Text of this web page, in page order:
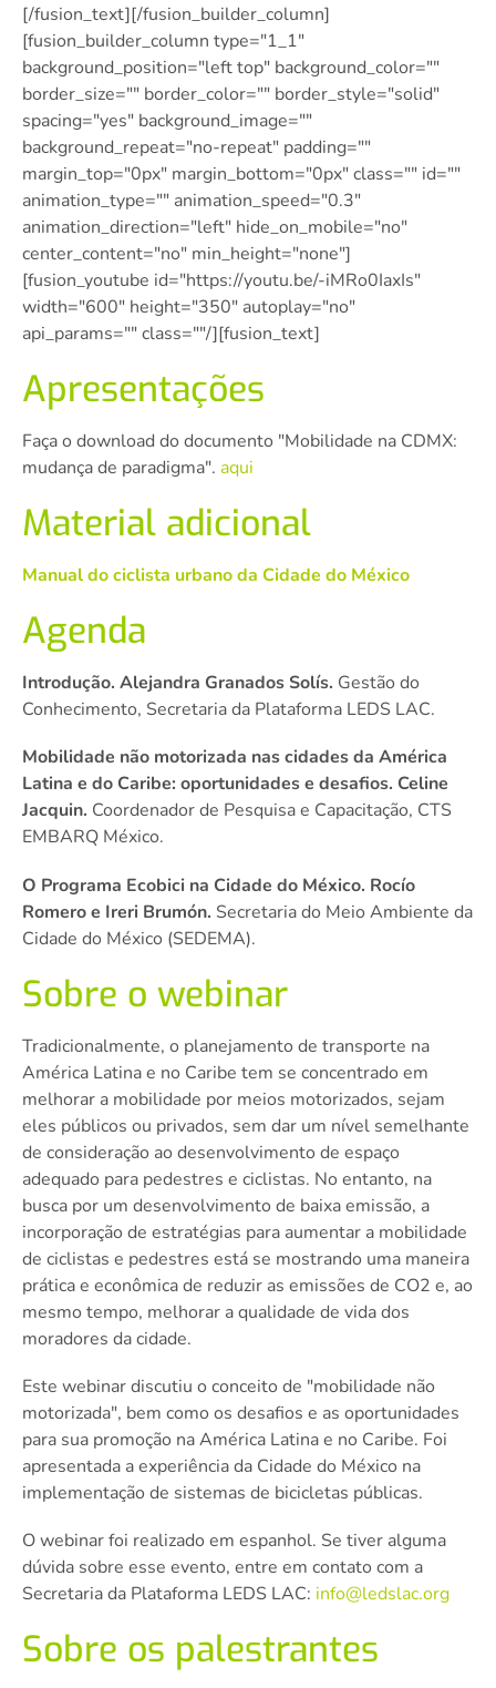
[/fusion_text][/fusion_builder_column]
[fusion_builder_column type="1_1″
background_position="left top" background_color=""
border_size="" border_color="" border_style="solid"
spacing="yes" background_image=""
background_repeat="no-repeat" padding=""
margin_top="0px" margin_bottom="0px" class="" id=""
animation_type="" animation_speed="0.3″
animation_direction="left" hide_on_mobile="no"
center_content="no" min_height="none"]
[fusion_youtube id="https://youtu.be/-iMRo0IaxIs"
width="600″ height="350″ autoplay="no"
api_params="" class=""/][fusion_text]
Apresentações
Faça o download do documento "Mobilidade na CDMX:
mudança de paradigma". aqui
Material adicional
Manual do ciclista urbano da Cidade do México
Agenda
Introdução. Alejandra Granados Solís. Gestão do
Conhecimento, Secretaria da Plataforma LEDS LAC.
Mobilidade não motorizada nas cidades da América
Latina e do Caribe: oportunidades e desafios. Celine
Jacquin. Coordenador de Pesquisa e Capacitação, CTS
EMBARQ México.
O Programa Ecobici na Cidade do México. Rocío
Romero e Ireri Brumón. Secretaria do Meio Ambiente da
Cidade do México (SEDEMA).
Sobre o webinar
Tradicionalmente, o planejamento de transporte na
América Latina e no Caribe tem se concentrado em
melhorar a mobilidade por meios motorizados, sejam
eles públicos ou privados, sem dar um nível semelhante
de consideração ao desenvolvimento de espaço
adequado para pedestres e ciclistas. No entanto, na
busca por um desenvolvimento de baixa emissão, a
incorporação de estratégias para aumentar a mobilidade
de ciclistas e pedestres está se mostrando uma maneira
prática e econômica de reduzir as emissões de CO2 e, ao
mesmo tempo, melhorar a qualidade de vida dos
moradores da cidade.
Este webinar discutiu o conceito de "mobilidade não
motorizada", bem como os desafios e as oportunidades
para sua promoção na América Latina e no Caribe. Foi
apresentada a experiência da Cidade do México na
implementação de sistemas de bicicletas públicas.
O webinar foi realizado em espanhol. Se tiver alguma
dúvida sobre esse evento, entre em contato com a
Secretaria da Plataforma LEDS LAC: info@ledslac.org
Sobre os palestrantes